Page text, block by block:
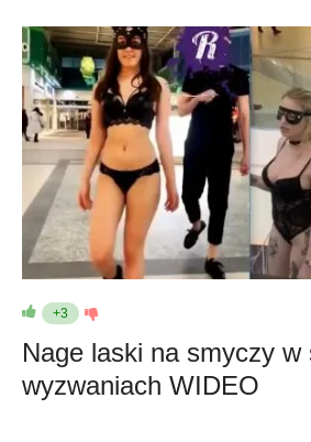
+3
Nage laski na smyczy w
wyzwaniach WIDEO